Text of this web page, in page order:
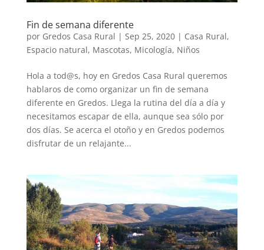
Fin de semana diferente
por Gredos Casa Rural | Sep 25, 2020| Casa Rural,
Espacio natural, Mascotas, Micología, Niños
Hola a tod@s, hoy en Gredos Casa Rural queremos
hablaros de como organizar un fin de semana
diferente en Gredos. Llega la rutina del día a día y
necesitamos escapar de ella, aunque sea sólo por
dos días. Se acerca el otoño y en Gredos podemos
disfrutar de un relajante...